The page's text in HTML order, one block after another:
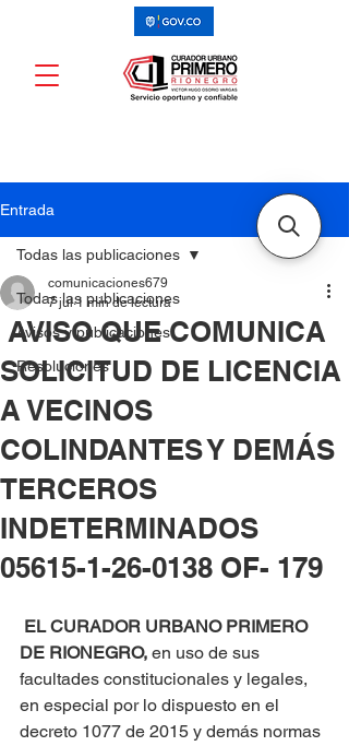
Entrada
Todas las publicaciones
Avisos y publicaciones
Resoluciones
Todas las publicaciones
AVISO QUE COMUNICA
SOLICITUD DE LICENCIA
A VECINOS
COLINDANTES Y DEMÁS
TERCEROS
INDETERMINADOS
05615-1-26-0138 OF- 179
comunicaciones679
7 jul 1 min de lectura
EL CURADOR URBANO PRIMERO
DE RIONEGRO, en uso de sus
facultades constitucionales y legales,
en especial por lo dispuesto en el
decreto 1077 de 2015 y demás normas